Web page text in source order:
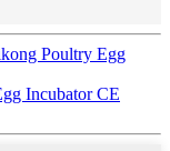
Poultry Egg
Incubator CE